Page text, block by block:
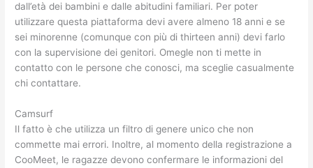
dall’età dei bambini e dalle abitudini familiari. Per poter
utilizzare questa piattaforma devi avere almeno 18 anni e se
sei minorenne (comunque con più di thirteen anni) devi farlo
con la supervisione dei genitori. Omegle non ti mette in
contatto con le persone che conosci, ma sceglie casualmente
chi contattare.
Camsurf
Il fatto è che utilizza un filtro di genere unico che non
commette mai errori. Inoltre, al momento della registrazione a
CooMeet, le ragazze devono confermare le informazioni del